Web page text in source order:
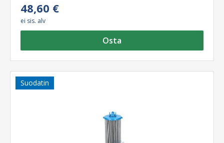
48,60 €
ei sis. alv
Osta
Suodatin